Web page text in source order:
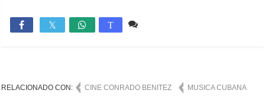
 T
RELACIONADO CON: CINE CONRADO BENITEZ MUSICA CUBANA